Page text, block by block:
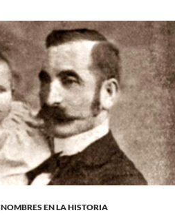
NOMBRES EN LA HISTORIA